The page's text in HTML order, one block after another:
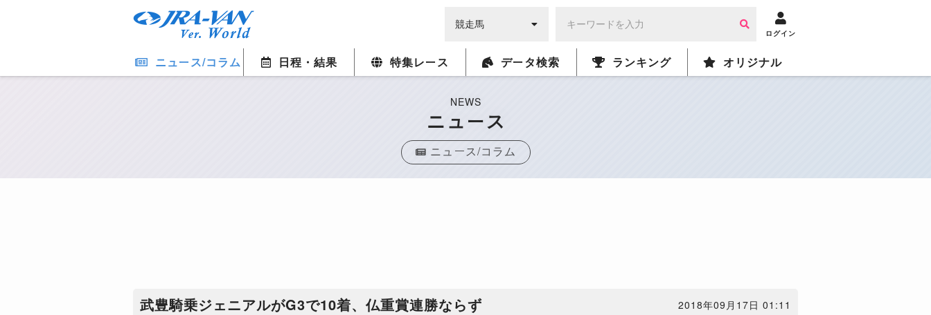
ログイン
ニュース/コラム 日程・結果 特集レース データ検索 ランキング オリジナル
NEWS
ニュース
ニュース/コラム
武豊騎乗ジェニアルがG3で10着、仏重賞連勝ならず 2018年09月17日 01:11